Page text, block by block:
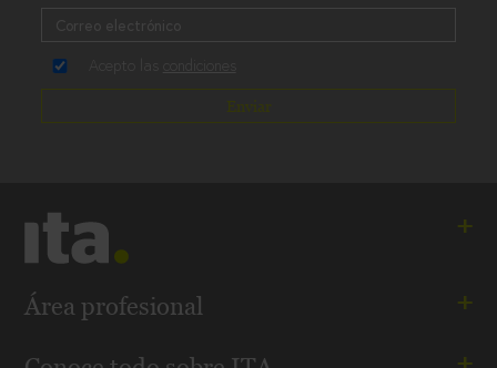
Enviar
Ita. Especialistas en salud mental
Andalucía - Aragón - Cataluña - Madrid - Comunidad
Área profesional